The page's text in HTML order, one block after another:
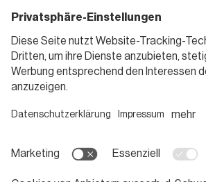
1 Stunde
Apfelkompott mit
20 Minuten